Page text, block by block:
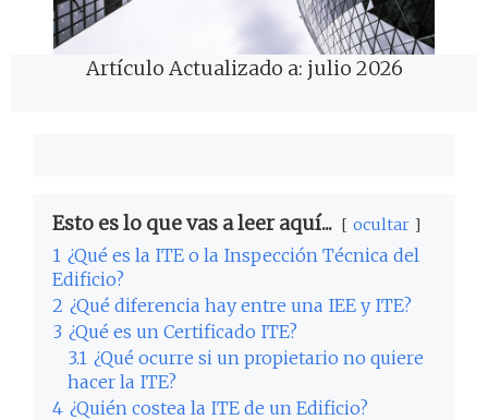
Artículo Actualizado a: julio 2026
Esto es lo que vas a leer aquí... ocultar
1 ¿Qué es la ITE o la Inspección Técnica del
Edificio?
2 ¿Qué diferencia hay entre una IEE y ITE?
3 ¿Qué es un Certificado ITE?
3.1 ¿Qué ocurre si un propietario no quiere
hacer la ITE?
4 ¿Quién costea la ITE de un Edificio?